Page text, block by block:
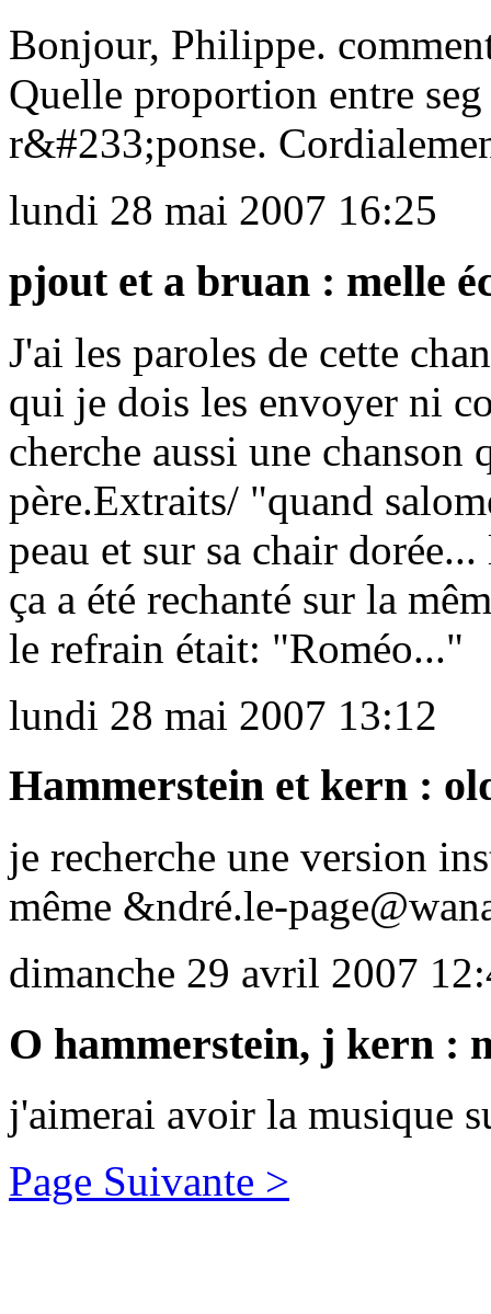
Bonjour, Philippe.
Quelle proportion entre
r&#233;ponse.
lundi 28 mai 2007 16:25
pjout et a bruan : melle
J'ai les paroles de cette
qui je dois les envoyer ni
cherche aussi une chanson
père.Extraits/ "quand
peau et sur sa chair
ça a été rechanté sur la
le refrain était: "Roméo..."
lundi 28 mai 2007 13:12
Hammerstein et kern :
je recherche une version
même &ndré.le-
dimanche 29 avril 2007
O hammerstein, j kern :
j'aimerai avoir la musique
Page Suivante >